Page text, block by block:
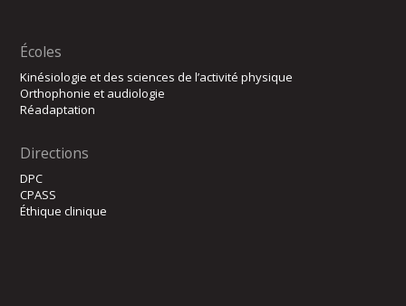
Écoles
Kinésiologie et des sciences de l’activité physique
Orthophonie et audiologie
Réadaptation
Directions
DPC
CPASS
Éthique clinique